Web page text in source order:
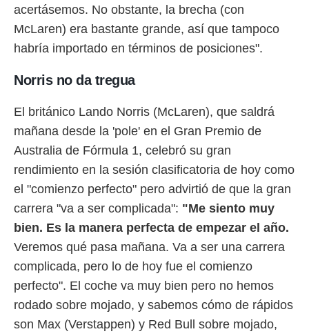
acertásemos. No obstante, la brecha (con
McLaren) era bastante grande, así que tampoco
habría importado en términos de posiciones".
Norris no da tregua
El británico Lando Norris (McLaren), que saldrá
mañana desde la 'pole' en el Gran Premio de
Australia de Fórmula 1, celebró su gran
rendimiento en la sesión clasificatoria de hoy como
el "comienzo perfecto" pero advirtió de que la gran
carrera "va a ser complicada": "Me siento muy
bien. Es la manera perfecta de empezar el año.
Veremos qué pasa mañana. Va a ser una carrera
complicada, pero lo de hoy fue el comienzo
perfecto". El coche va muy bien pero no hemos
rodado sobre mojado, y sabemos cómo de rápidos
son Max (Verstappen) y Red Bull sobre mojado,